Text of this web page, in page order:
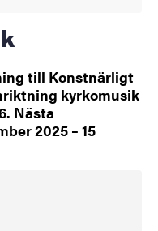
till Konstnärligt
kyrkomusik
Nästa
2025 – 15